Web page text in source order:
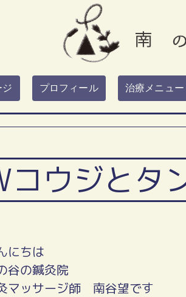
ジ プロフィール 治療メニュー
コウジとタ
にちは
谷の鍼灸院
マッサージ師 南谷望です